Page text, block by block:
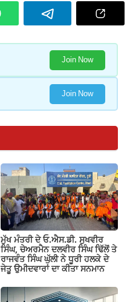
Join Now
Join Now
ਮੁੱਖ ਮੰਤਰੀ ਦੇ ਓ.ਐਸ.ਡੀ. ਸੁਖਵੀਰ
ਸਿੰਘ, ਚੇਅਰਮੈਨ ਦਲਵੀਰ ਸਿੰਘ ਢਿੱਲੋਂ ਤੇ
ਰਾਜਵੰਤ ਸਿੰਘ ਘੁੱਲੀ ਨੇ ਧੂਰੀ ਹਲਕੇ ਦੇ
ਜੇਤੂ ਉਮੀਦਵਾਰਾਂ ਦਾ ਕੀਤਾ ਸਨਮਾਨ